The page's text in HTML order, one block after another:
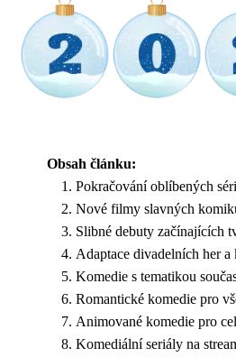
Obsah článku:
Pokračování oblíbených
Nové filmy slavných
Slibné debuty začínajících
Adaptace divadelních her a
Komedie s tematikou
Romantické komedie pro
Animované komedie pro
Komediální seriály na